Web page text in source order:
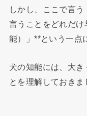
しかし、ここで言
言うことをどれだ
能）」**という一点
犬の知能には、大
とを理解しておきま